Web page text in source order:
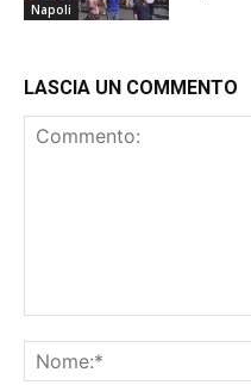
Napoli
LASCIA UN COMMENTO